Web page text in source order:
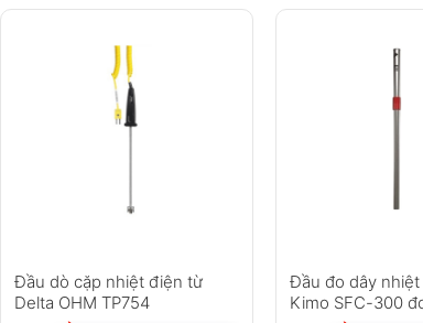
Đầu dò cặp nhiệt điện từ
Delta OHM TP754
Đầu đo dây
Kimo SFC-300